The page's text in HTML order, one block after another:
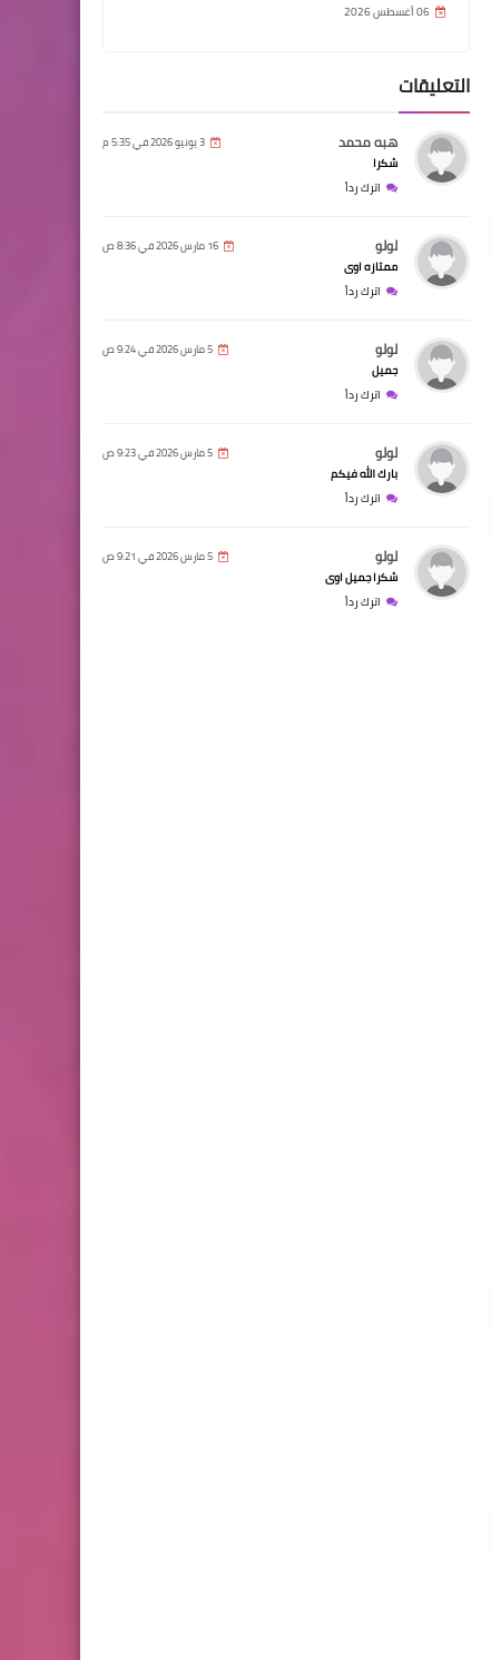
06 أغسطس 2026
التعليقات
هبه محمد 3 يونيو 2026 في 5:35 م
شكرا
اترك رداً
لولو 16 مارس 2026 في 8:36 ص
ممتازه اوى
اترك رداً
لولو 5 مارس 2026 في 9:24 ص
جميل
اترك رداً
لولو 5 مارس 2026 في 9:23 ص
بارك الله فيكم
اترك رداً
لولو 5 مارس 2026 في 9:21 ص
شكرا جميل اوى
اترك رداً